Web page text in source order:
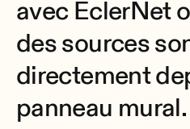
avec EclerNet
des sources
directement
panneau mural.